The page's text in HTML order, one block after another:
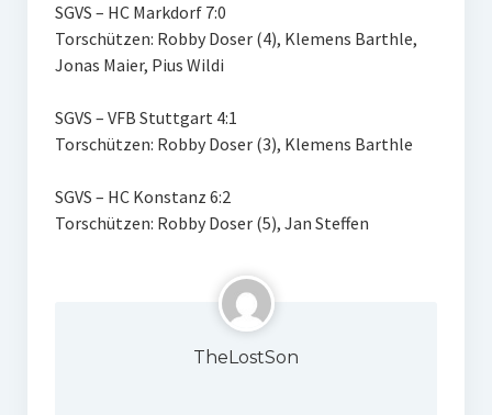
Hockey Shirts
FSJ Stelle
W U16
W U12
SGVS – HC Markdorf 7:0
Torschützen: Robby Doser (4), Klemens Barthle,
Jonas Maier, Pius Wildi
SGVS – VFB Stuttgart 4:1
Torschützen: Robby Doser (3), Klemens Barthle
SGVS – HC Konstanz 6:2
Torschützen: Robby Doser (5), Jan Steffen
TheLostSon